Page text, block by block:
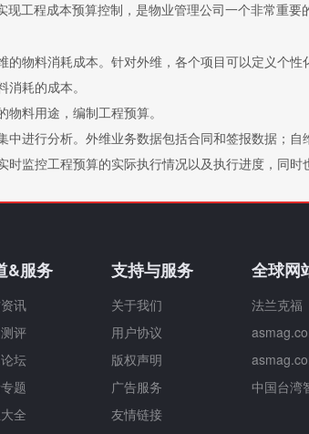
工程成本预算控制，是物业管理公司一个非常重要
物料消耗成本。针对外维，各个项目可以定义个性
耗的成本。
料用途，编制工程预算。
进行分析。外维业务数据包括合同和签报数据；自
监控工程预算的实际执行情况以及执行进度，同时
&服务
讯
评
坛
题
全
支持与服务
关于我们
用户协议
版权声明
广告服务
友情链接
全球网
法兰克福
中国台湾